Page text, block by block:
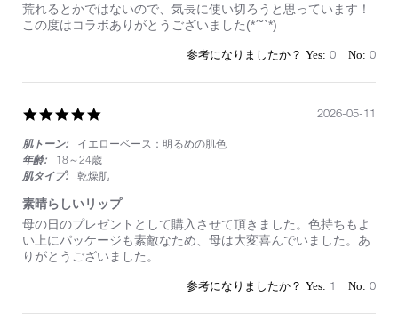
荒れるとかではないので、気長に使い切ろうと思っています！
この度はコラボありがとうございました(*ˊ˘ˋ*)
0 0
rating
肌トーン:
イエローベース：明るめの肌色
年齢:
18～24歳
肌タイプ:
乾燥肌
素晴らしいリップ
Review
by
on
review
stating
素
い
母の日のプレゼントとして購入させて頂きました。色持ちもよ
い上にパッケージも素敵なため、母は大変喜んでいました。あ
りがとうございました。
2026-05-11
1 0